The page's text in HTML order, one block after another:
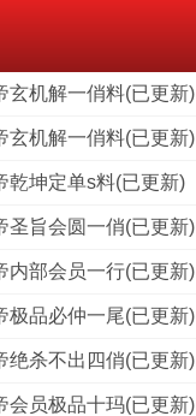
玄机解一俏料(已更新)
玄机解一俏料(已更新)
乾坤定单s料(已更新)
圣旨会圆一俏(已更新)
内部会员一行(已更新)
极品必仲一尾(已更新)
绝杀不出四俏(已更新)
会员极品十玛(已更新)